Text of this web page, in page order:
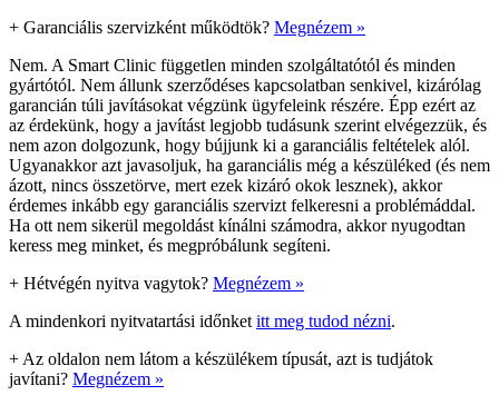
+ Garanciális szervizként működtök? Megnézem »
Nem. A Smart Clinic független minden szolgáltatótól és minden
gyártótól. Nem állunk szerződéses kapcsolatban senkivel, kizárólag
garancián túli javításokat végzünk ügyfeleink részére. Épp ezért az
az érdekünk, hogy a javítást legjobb tudásunk szerint elvégezzük, és
nem azon dolgozunk, hogy bújjunk ki a garanciális feltételek alól.
Ugyanakkor azt javasoljuk, ha garanciális még a készüléked (és nem
ázott, nincs összetörve, mert ezek kizáró okok lesznek), akkor
érdemes inkább egy garanciális szervizt felkeresni a problémáddal.
Ha ott nem sikerül megoldást kínálni számodra, akkor nyugodtan
keress meg minket, és megpróbálunk segíteni.
+ Hétvégén nyitva vagytok? Megnézem »
A mindenkori nyitvatartási időnket itt meg tudod nézni.
+ Az oldalon nem látom a készülékem típusát, azt is tudjátok
javítani? Megnézem »